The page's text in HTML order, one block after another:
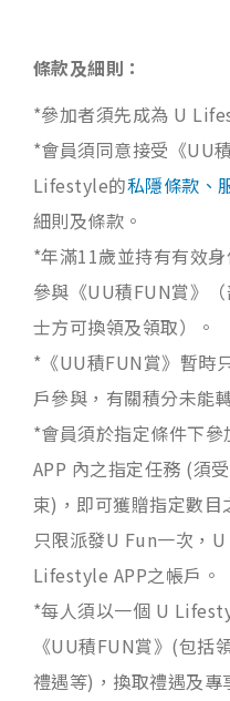
條款及細則：
*參加者須先成為 U
*會員須同意接受《UU
Lifestyle的私隱條款、
細則及條款。
*年滿11歲並持有有效
參與《UU積FUN賞》
士方可換領及領取）。
*《UU積FUN賞》暫時
戶參與，有關積分未能
*會員須於指定條件下
APP 內之指定任務 (須
束)，即可獲贈指定數
只限派發U Fun一次，
Lifestyle APP之帳戶。
*每人須以一個 U
《UU積FUN賞》(包括
禮遇等)，換取禮遇及